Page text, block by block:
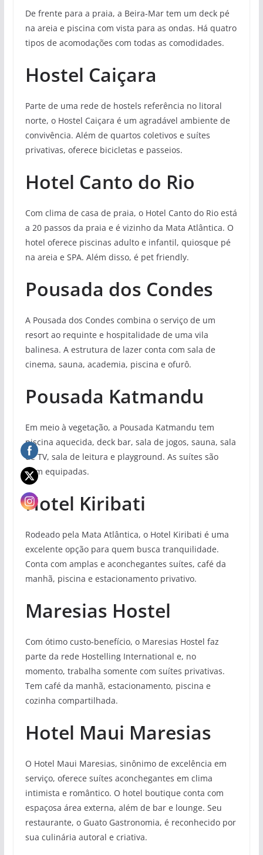
De frente para a praia, a Beira-Mar tem um deck pé
na areia e piscina com vista para as ondas. Há quatro
tipos de acomodações com todas as comodidades.
Hostel Caiçara
Parte de uma rede de hostels referência no litoral
norte, o Hostel Caiçara é um agradável ambiente de
convivência. Além de quartos coletivos e suítes
privativas, oferece bicicletas e passeios.
Hotel Canto do Rio
Com clima de casa de praia, o Hotel Canto do Rio está
a 20 passos da praia e é vizinho da Mata Atlântica. O
hotel oferece piscinas adulto e infantil, quiosque pé
na areia e SPA. Além disso, é pet friendly.
Pousada dos Condes
A Pousada dos Condes combina o serviço de um
resort ao requinte e hospitalidade de uma vila
balinesa. A estrutura de lazer conta com sala de
cinema, sauna, academia, piscina e ofurô.
Pousada Katmandu
Em meio à vegetação, a Pousada Katmandu tem
piscina aquecida, deck bar, sala de jogos, sauna, sala
de TV, sala de leitura e playground. As suítes são
bem equipadas.
Hotel Kiribati
Rodeado pela Mata Atlântica, o Hotel Kiribati é uma
excelente opção para quem busca tranquilidade.
Conta com amplas e aconchegantes suítes, café da
manhã, piscina e estacionamento privativo.
Maresias Hostel
Com ótimo custo-benefício, o Maresias Hostel faz
parte da rede Hostelling International e, no
momento, trabalha somente com suítes privativas.
Tem café da manhã, estacionamento, piscina e
cozinha compartilhada.
Hotel Maui Maresias
O Hotel Maui Maresias, sinônimo de excelência em
serviço, oferece suítes aconchegantes em clima
intimista e romântico. O hotel boutique conta com
espaçosa área externa, além de bar e lounge. Seu
restaurante, o Guato Gastronomia, é reconhecido por
sua culinária autoral e criativa.